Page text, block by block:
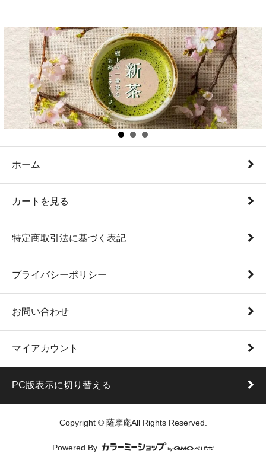
ホーム
カートを見る
特定商取引法に基づく表記
プライバシーポリシー
お問い合わせ
マイアカウント
PC版表示に切り替える
Copyright © 薩摩庵All Rights Reserved.
Powered By